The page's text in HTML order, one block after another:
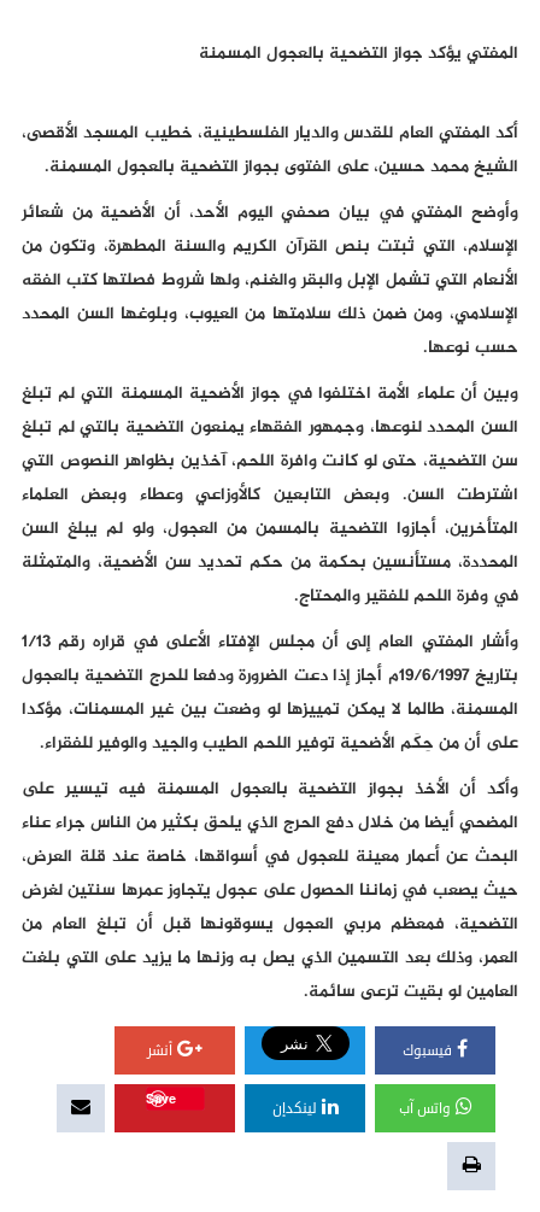
المفتي يؤكد جواز التضحية بالعجول المسمنة
أكد المفتي العام للقدس والديار الفلسطينية، خطيب المسجد الأقصى،
الشيخ محمد حسين، على الفتوى بجواز التضحية بالعجول المسمنة.
وأوضح المفتي في بيان صحفي اليوم الأحد، أن الأضحية من شعائر
الإسلام، التي ثبتت بنص القرآن الكريم والسنة المطهرة، وتكون من
الأنعام التي تشمل الإبل والبقر والغنم، ولها شروط فصلتها كتب الفقه
الإسلامي، ومن ضمن ذلك سلامتها من العيوب، وبلوغها السن المحدد
حسب نوعها.
وبين أن علماء الأمة اختلفوا في جواز الأضحية المسمنة التي لم تبلغ
السن المحدد لنوعها، وجمهور الفقهاء يمنعون التضحية بالتي لم تبلغ
سن التضحية، حتى لو كانت وافرة اللحم، آخذين بظواهر النصوص التي
اشترطت السن. وبعض التابعين كالأوزاعي وعطاء وبعض العلماء
المتأخرين، أجازوا التضحية بالمسمن من العجول، ولو لم يبلغ السن
المحددة، مستأنسين بحكمة من حكم تحديد سن الأضحية، والمتمثلة
في وفرة اللحم للفقير والمحتاج.
وأشار المفتي العام إلى أن مجلس الإفتاء الأعلى في قراره رقم 1/13
بتاريخ 19/6/1997م أجاز إذا دعت الضرورة ودفعا للحرج التضحية بالعجول
المسمنة، طالما لا يمكن تمييزها لو وضعت بين غير المسمنات، مؤكدا
على أن من حِكَم الأضحية توفير اللحم الطيب والجيد والوفير للفقراء.
وأكد أن الأخذ بجواز التضحية بالعجول المسمنة فيه تيسير على
المضحي أيضا من خلال دفع الحرج الذي يلحق بكثير من الناس جراء عناء
البحث عن أعمار معينة للعجول في أسواقها، خاصة عند قلة العرض،
حيث يصعب في زماننا الحصول على عجول يتجاوز عمرها سنتين لغرض
التضحية، فمعظم مربي العجول يسوقونها قبل أن تبلغ العام من
العمر، وذلك بعد التسمين الذي يصل به وزنها ما يزيد على التي بلغت
العامين لو بقيت ترعى سائمة.
فيسبوك أنشر
واتس آب لينكدإن
Save